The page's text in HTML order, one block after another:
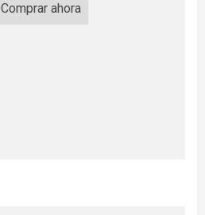
Comprar ahora